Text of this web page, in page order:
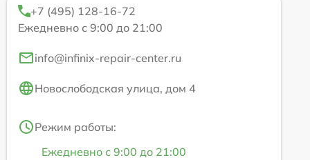
+7 (495) 128-16-72
Ежедневно с 9:00 до 21:00
info@infinix-repair-center.ru
Новослободская улица, дом 4
Режим работы:
Ежедневно с 9:00 до 21:00